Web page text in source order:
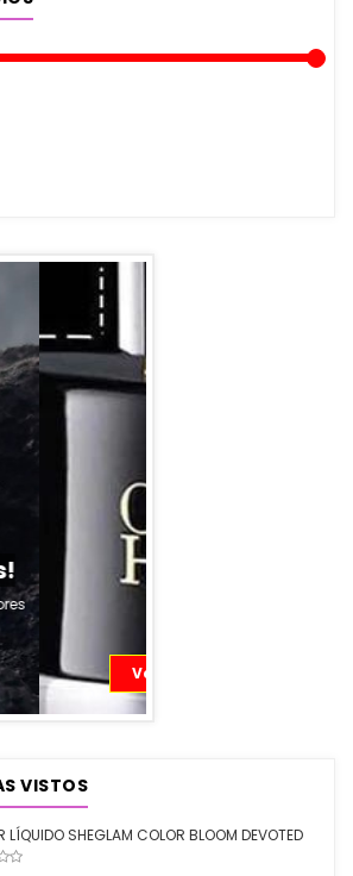
VISTOS
LÍQUIDO SHEGLAM COLOR BLOOM DEVOTED